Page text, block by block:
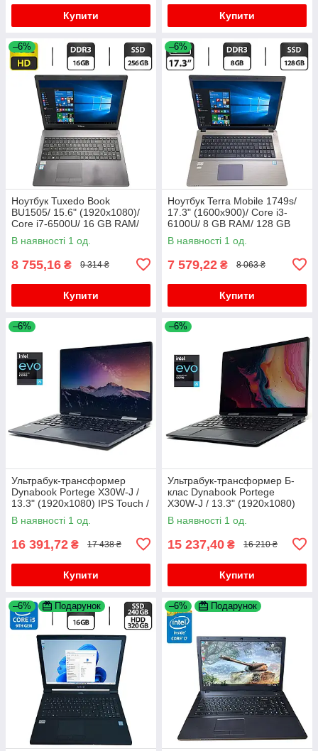
Купити Купити
–6%
Ноутбук Tuxedo Book
BU1505/ 15.6" (1920x1080)/
Core i7-6500U/ 16 GB RAM/
256 GB SSD/ HD 520
В наявності 1 од.
8 755,16 ₴ 9 314 ₴
Купити
–6%
Ноутбук Terra Mobile 1749s/
17.3" (1600x900)/ Core i3-
6100U/ 8 GB RAM/ 128 GB
SSD/ HD 520
В наявності 1 од.
7 579,22 ₴ 8 063 ₴
Купити
–6%
Ультрабук-трансформер
Dynabook Portege X30W-J /
13.3" (1920x1080) IPS Touch /
Intel Core i5-1135G7 (4 (8)
ядра по 2.4 - 4.2 GHz) /
В наявності 1 од.
16 391,72 ₴ 17 438 ₴
Купити
–6%
Ультрабук-трансформер Б-
клас Dynabook Portege
X30W-J / 13.3" (1920x1080)
IPS Touch / Intel Core i5-
1135G7 (4 (8) ядра по 2.4 -
В наявності 1 од.
15 237,40 ₴ 16 210 ₴
Купити
–6% Подарунок –6% Подарунок